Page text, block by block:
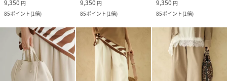
9,350 円
85ポイント(1倍)
9,350 円
85ポイント(1倍)
9,350 円
85ポイント(1倍)